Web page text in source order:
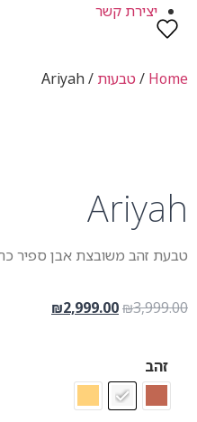
יצירת קשר
Ariyah
טבעת זהב משובצת אבן ספיר
₪3,999.00
₪2,999.00
זהב
Home
/ טבעות / Ariyah